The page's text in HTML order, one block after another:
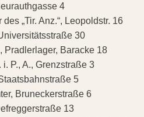
4
„Tir. Anz.“, Leopoldstr. 16
30
Baracke 18
P., A., Grenzstraße 3
5
Bruneckerstraße 6
13